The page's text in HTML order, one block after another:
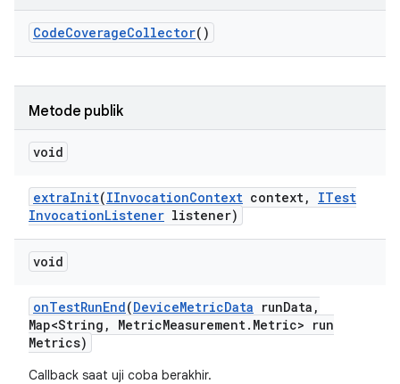
CodeCoverageCollector()
Metode publik
void
extraInit(IInvocationContext context,
ITest
InvocationListener listener)
void
onTestRunEnd(DeviceMetricData runData ,
Map<String , MetricMeasurement. Metric> run
Metrics)
Callback saat uji coba berakhir.